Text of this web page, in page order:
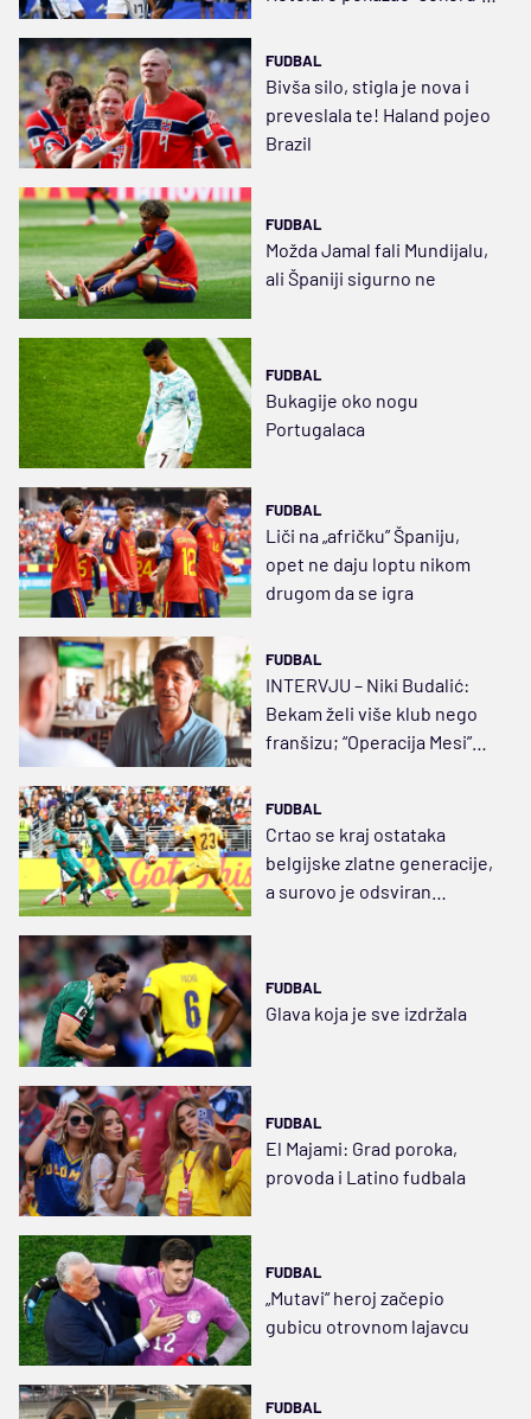
FUDBAL
Bivša silo, stigla je nova i
preveslala te! Haland pojeo
Brazil
FUDBAL
Možda Jamal fali Mundijalu,
ali Španiji sigurno ne
FUDBAL
Bukagije oko nogu
Portugalaca
FUDBAL
Liči na „afričku” Španiju,
opet ne daju loptu nikom
drugom da se igra
FUDBAL
INTERVJU – Niki Budalić:
Bekam želi više klub nego
franšizu; “Operacija Mesi”
FUDBAL
Crtao se kraj ostataka
belgijske zlatne generacije,
a surovo je odsviran
FUDBAL
Glava koja je sve izdržala
FUDBAL
El Majami: Grad poroka,
provoda i Latino fudbala
FUDBAL
„Mutavi“ heroj začepio
gubicu otrovnom lajavcu
FUDBAL